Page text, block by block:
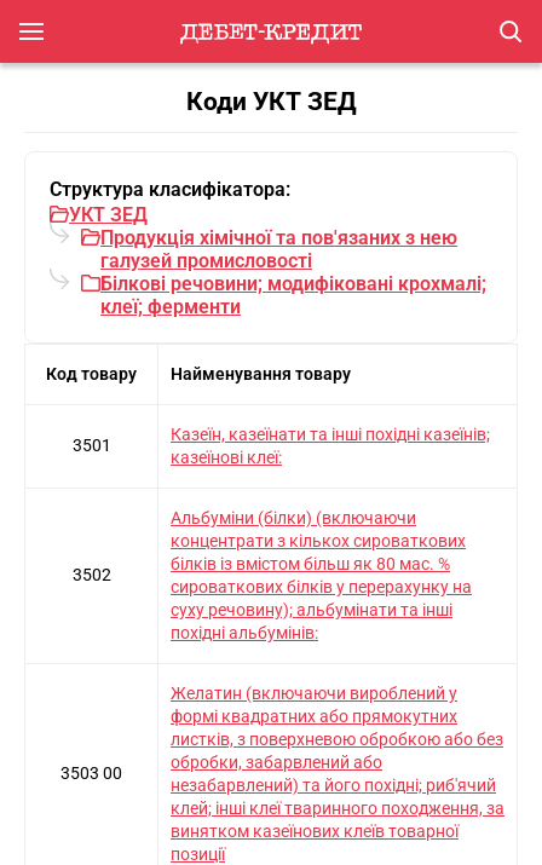
Коди УКТ ЗЕД
Структура класифікатора:
УКТ ЗЕД
Продукцiя хiмiчної та пов'язаних з нею
галузей промисловостi
Бiлковi речовини; модифiкованi крохмалi;
клеї; ферменти
Код товару Найменування товару
3501
Казеїн, казеїнати та інші похідні казеїнів;
казеїнові клеї:
3502
Альбуміни (білки) (включаючи
концентрати з кількох сироваткових
білків із вмістом більш як 80 мас. %
сироваткових білків у перерахунку на
суху речовину); альбумінати та інші
похідні альбумінів:
3503 00
Желатин (включаючи вироблений у
формі квадратних або прямокутних
листків, з поверхневою обробкою або без
обробки, забарвлений або
незабарвлений) та його похідні; риб'ячий
клей; інші клеї тваринного походження, за
винятком казеїнових клеїв товарної
позиції